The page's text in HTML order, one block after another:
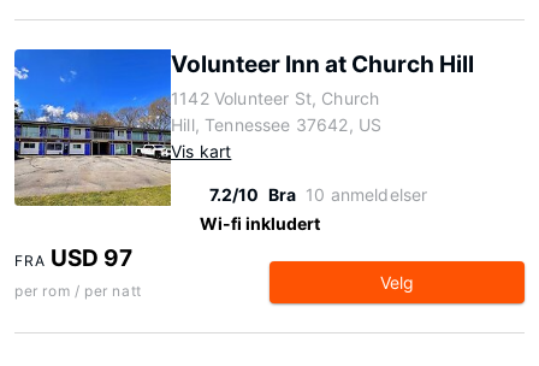
Volunteer Inn at Church Hill
1142 Volunteer St, Church
Hill, Tennessee 37642, US
Vis kart
7.2/10 Bra 10 anmeldelser
Wi-fi inkludert
FRA USD 97
per rom / per natt Velg